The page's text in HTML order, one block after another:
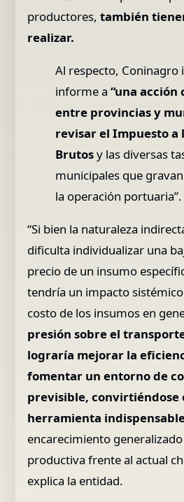
productores,también
realizar.
Al respecto, Coninagro
informe a“una acción
entre provincias y
revisar el Impuesto a
Brutosy las diversas
municipales que
la operación portuaria”.
“Si bien la naturaleza
dificulta individualizar una
precio de un insumo
tendría un impacto
costo de los insumos en
presión sobre el
lograría mejorar la
fomentar un entorno de
previsible, convirtiéndose
herramienta
encarecimiento
productiva frente al actual
explica la entidad.